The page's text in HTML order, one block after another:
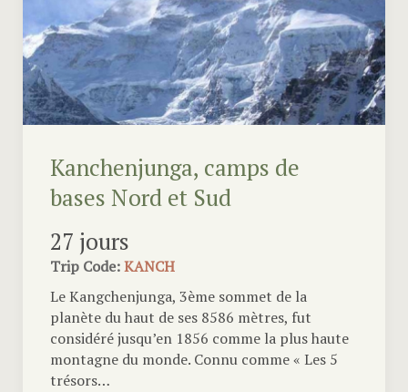
Kanchenjunga, camps de
bases Nord et Sud
27 jours
Trip Code:KANCH
Le Kangchenjunga, 3ème sommet de la
planète du haut de ses 8586 mètres, fut
considéré jusqu’en 1856 comme la plus haute
montagne du monde. Connu comme « Les 5
trésors…